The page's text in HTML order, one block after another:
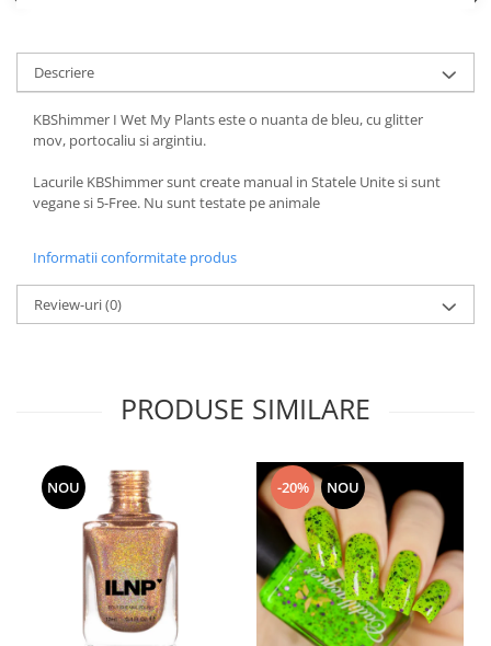
Descriere
KBShimmer I Wet My Plants este o nuanta de bleu, cu glitter
mov, portocaliu si argintiu.
Lacurile KBShimmer sunt create manual in Statele Unite si sunt
vegane si 5-Free. Nu sunt testate pe animale
Informatii conformitate produs
Review-uri(0)
PRODUSE SIMILARE
NOU -20% NOU